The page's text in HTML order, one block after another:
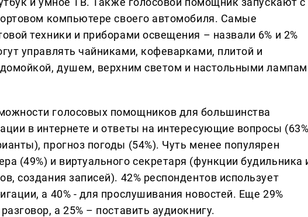
компьютере своего автомобиля. Самые
техники и приборами освещения – назвали 6% и 2%
управлять чайниками, кофеварками, плитой и
душем, верхним светом и настольными
голосовых помощников для большинства
в интернете и ответы на интересующие вопросы (63%
прогноз погоды (54%). Чуть менее популярен
(49%) и виртуального секретаря (функции будильника
создания записей). 42% респондентов использует
а 40% - для прослушивания новостей. Еще 29%
а 25% – поставить аудиокнигу.